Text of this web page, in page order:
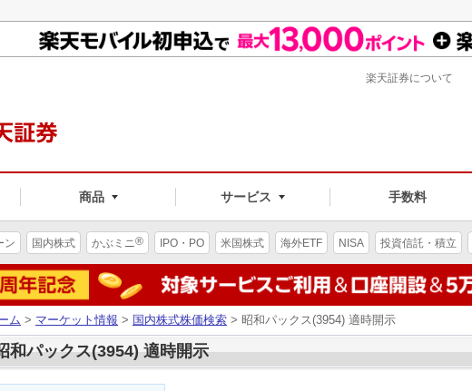
商品 サービス 手数料
楽天証券について
ン 国内株式 かぶミニ® IPO・PO 米国株式 海外ETF NISA 投資信託・積立
ム > マーケット情報 > 国内株式株価検索 > 昭和パックス(3954) 適時開示
和パックス(3954) 適時開示